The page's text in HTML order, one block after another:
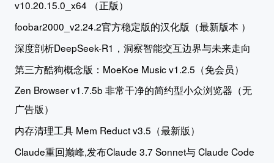
v10.20.15.0_x64 （正版）
foobar2000_v2.24.2官方稳定版的汉化版（最新版本 ）
深度剖析DeepSeek-R1，洞察智能交互边界与未来走向
第三方酷狗概念版：MoeKoe Music v1.2.5（免会员）
Zen Browser v1.7.5b 非常干净的简约型小众浏览器（无
广告版）
内存清理工具 Mem Reduct v3.5（最新版）
Claude重回巅峰,发布Claude 3.7 Sonnet与 Claude Code